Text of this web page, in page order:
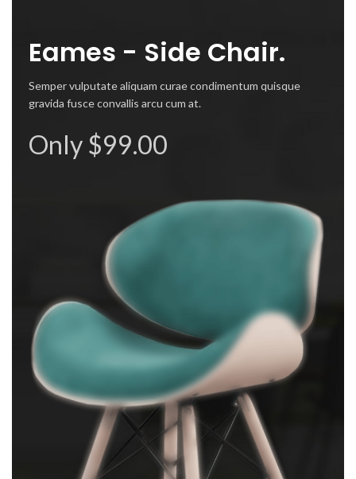
Eames - Side Chair.
Semper vulputate aliquam curae condimentum quisque
gravida fusce convallis arcu cum at.
Only $99.00